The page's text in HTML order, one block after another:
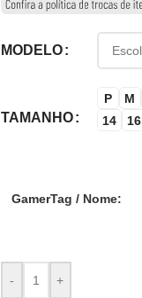
MODELO
TAMANHO
P M
14
16
GamerTag / Nome:
- +